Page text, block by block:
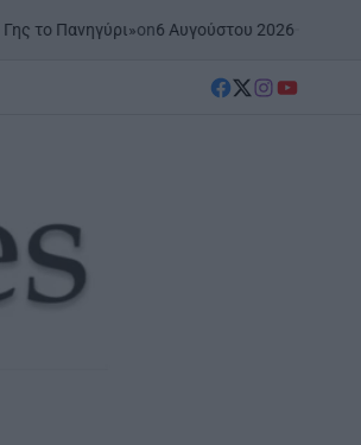
on6 Αυγούστου 2026 Posted byAgrinioStories
facebook
Twitter
instagram
YouTube